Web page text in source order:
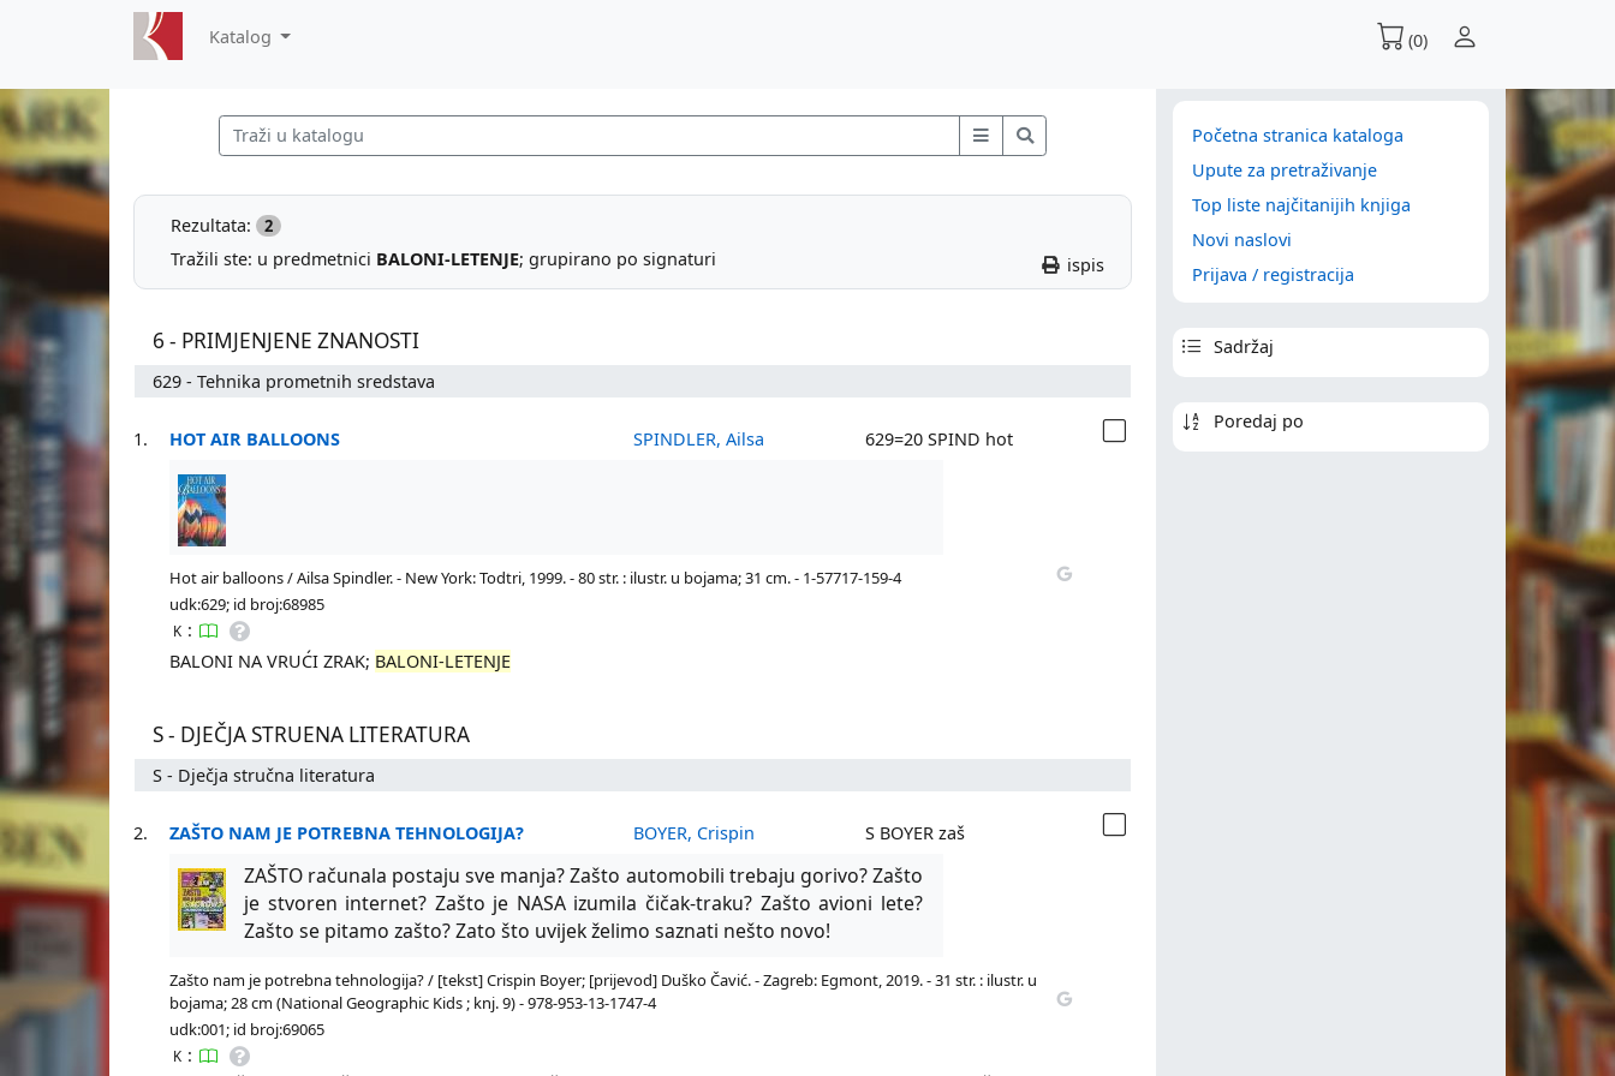
Katalog (0)
Rezultata: 2
Tražili ste: u predmetnici BALONI-LETENJE; grupirano po signaturi ispis
6 - PRIMJENJENE ZNANOSTI
629 - Tehnika prometnih sredstava
1. HOT AIR BALLOONS SPINDLER, Ailsa 629=20 SPIND hot
Hot air balloons / Ailsa Spindler. - New York: Todtri, 1999. - 80 str. : ilustr. u bojama; 31 cm. - 1-57717-159-4
udk:629; id broj:68985
K :
BALONI NA VRUĆI ZRAK; BALONI-LETENJE
S - DJEČJA STRUENA LITERATURA
S - Dječja stručna literatura
2. ZAŠTO NAM JE POTREBNA TEHNOLOGIJA? BOYER, Crispin S BOYER zaš
ZAŠTO računala postaju sve manja? Zašto automobili trebaju gorivo? Zašto
je stvoren internet? Zašto je NASA izumila čičak-traku? Zašto avioni lete?
Zašto se pitamo zašto? Zato što uvijek želimo saznati nešto novo!
Zašto nam je potrebna tehnologija? / [tekst] Crispin Boyer; [prijevod] Duško Čavić. - Zagreb: Egmont, 2019. - 31 str. : ilustr. u
bojama; 28 cm (National Geographic Kids ; knj. 9) - 978-953-13-1747-4
udk:001; id broj:69065
K :
Početna stranica kataloga
Upute za pretraživanje
Top liste najčitanijih knjiga
Novi naslovi
Prijava / registracija
Sadržaj
Poredaj po